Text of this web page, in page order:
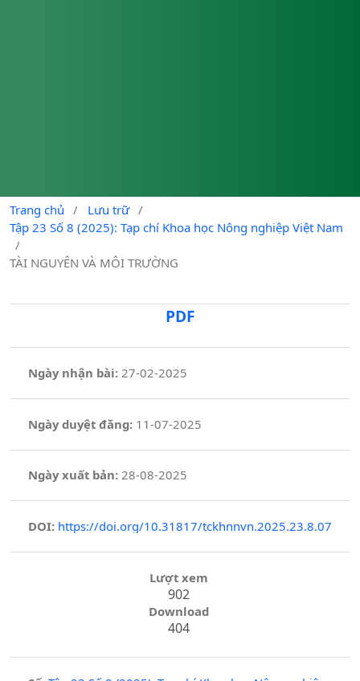
Trang chủ / Lưu trữ /
Tập 23 Số 8 (2025): Tạp chí Khoa học Nông nghiệp Việt Nam
/
TÀI NGUYÊN VÀ MÔI TRƯỜNG
PDF
Ngày nhận bài: 27-02-2025
Ngày duyệt đăng:11-07-2025
Ngày xuất bản: 28-08-2025
DOI: https://doi.org/10.31817/tckhnnvn.2025.23.8.07
Lượt xem
902
Download
404